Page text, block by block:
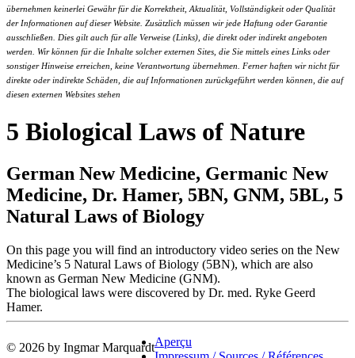
übernehmen keinerlei Gewähr für die Korrektheit, Aktualität, Vollständigkeit oder Qualität
der Informationen auf dieser Website. Zusätzlich müssen wir jede Haftung oder Garantie
ausschließen. Dies gilt auch für alle Verweise (Links), die direkt oder indirekt angeboten
werden. Wir können für die Inhalte solcher externen Sites, die Sie mittels eines Links oder
sonstiger Hinweise erreichen, keine Verantwortung übernehmen. Ferner haften wir nicht für
direkte oder indirekte Schäden, die auf Informationen zurückgeführt werden können, die auf
diesen externen Websites stehen
5 Biological Laws of Nature
German New Medicine, Germanic New
Medicine, Dr. Hamer, 5BN, GNM, 5BL, 5
Natural Laws of Biology
On this page you will find an introductory video series on the New
Medicine’s 5 Natural Laws of Biology (5BN), which are also
known as German New Medicine (GNM).
The biological laws were discovered by Dr. med. Ryke Geerd
Hamer.
© 2026 by Ingmar MarquardtAperçu